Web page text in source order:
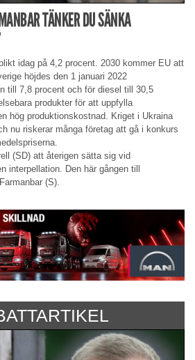
TÄNKER DU SÄNKA
idag på 4,2 procent. 2030 kommer EU att
höjdes den 1 januari 2022
till 7,8 procent och för diesel till 30,5
produkter för att uppfylla
hög produktionskostnad. Kriget i Ukraina
nu riskerar många företag att gå i konkurs
(SD) att återigen sätta sig vid
interpellation. Den här gången till
(S).